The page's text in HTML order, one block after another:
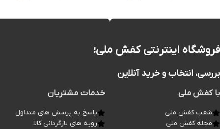
فروشگاه اینترنتی کفش ملی؛
بررسی، انتخاب و خرید آنلاین
با کفش ملی
شعب کفش ملی
مجله کفش ملی
خدمات مشتریان
پاسخ به پرسش های متداول
رویه های بازگردانی کالا